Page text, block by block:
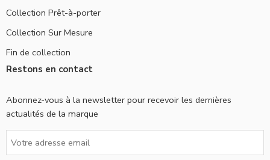
Collection Prêt-à-porter
Collection Sur Mesure
Fin de collection
Restons en contact
Abonnez-vous à la newsletter pour recevoir les dernières
actualités de la marque